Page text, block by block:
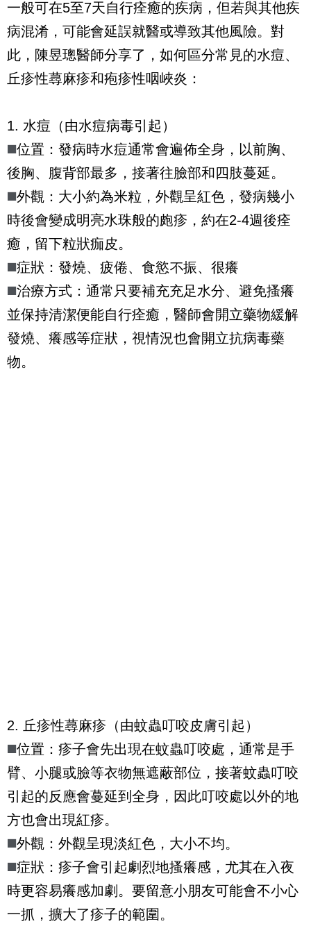
一般可在5至7天自行痊癒的疾病，但若與其他疾
病混淆，可能會延誤就醫或導致其他風險。對
此，陳昱璁醫師分享了，如何區分常見的水痘、
丘疹性蕁麻疹和疱疹性咽峽炎：
1. 水痘（由水痘病毒引起）
◼️位置：發病時水痘通常會遍佈全身，以前胸、
後胸、腹背部最多，接著往臉部和四肢蔓延。
◼️外觀：大小約為米粒，外觀呈紅色，發病幾小
時後會變成明亮水珠般的皰疹，約在2-4週後痊
癒，留下粒狀痂皮。
◼️症狀：發燒、疲倦、食慾不振、很癢
◼️治療方式：通常只要補充充足水分、避免搔癢
並保持清潔便能自行痊癒，醫師會開立藥物緩解
發燒、癢感等症狀，視情況也會開立抗病毒藥
物。
2. 丘疹性蕁麻疹（由蚊蟲叮咬皮膚引起）
◼️位置：疹子會先出現在蚊蟲叮咬處，通常是手
臂、小腿或臉等衣物無遮蔽部位，接著蚊蟲叮咬
引起的反應會蔓延到全身，因此叮咬處以外的地
方也會出現紅疹。
◼️外觀：外觀呈現淡紅色，大小不均。
◼️症狀：疹子會引起劇烈地搔癢感，尤其在入夜
時更容易癢感加劇。要留意小朋友可能會不小心
一抓，擴大了疹子的範圍。